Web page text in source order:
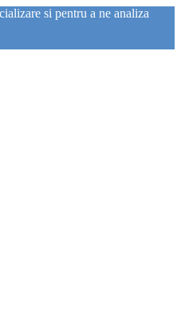
si pentru a ne analiza